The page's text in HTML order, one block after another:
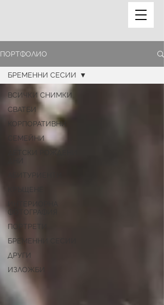
ПОРТФОЛИО
ВСИЧКИ СНИМКИ
СВАТБИ
КОРПОРАТИВНИ
СЕМЕЙНИ
ДЕТСКИ РОЖДЕНИ
АБИТУРИЕНТИ
КРЪЩЕНЕ
ИНТЕРИОРНА
ФОТОГРАФИЯ
ПОРТРЕТИ
БРЕМЕННИ СЕСИИ
ДРУГИ
ИЗЛОЖБИ
БРЕМЕННИ СЕСИИ